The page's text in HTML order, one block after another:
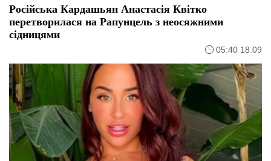
Російська Кардашьян Анастасія Квітко
перетворилася на Рапунцель з неосяжними
сідницями
05:40 18.09